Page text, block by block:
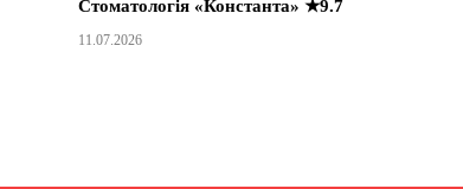
Стоматологія «Константа» ★9.7
11.07.2026